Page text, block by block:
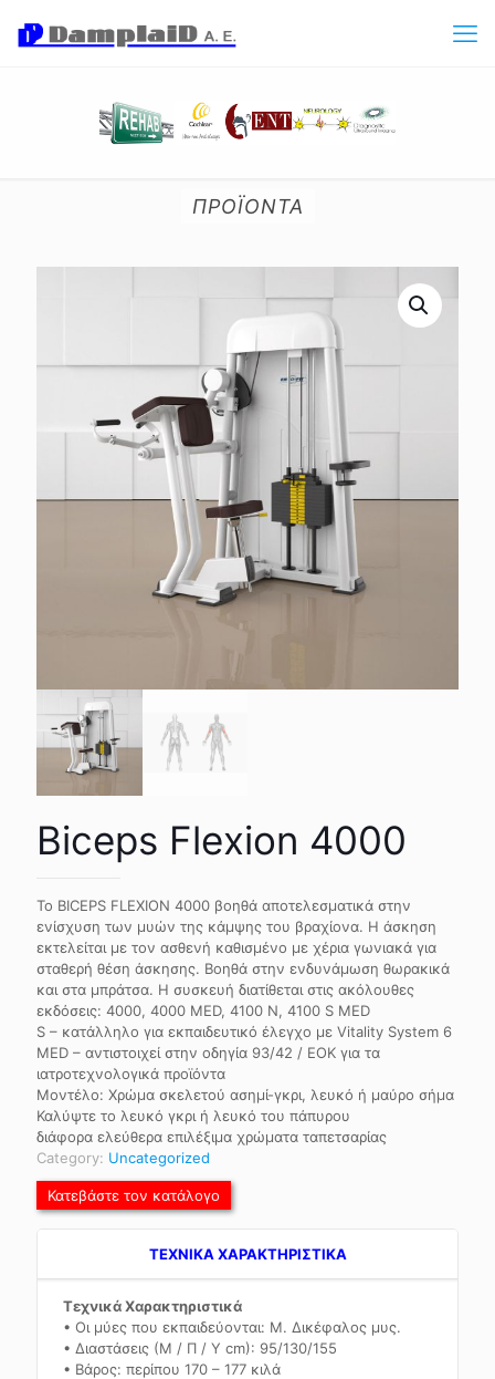
ΠΡΟΪΟΝΤΑ
Biceps Flexion 4000
Το BICEPS FLEXION 4000 βοηθά αποτελεσματικά στην
ενίσχυση των μυών της κάμψης του βραχίονα. Η άσκηση
εκτελείται με τον ασθενή καθισμένο με χέρια γωνιακά για
σταθερή θέση άσκησης. Βοηθά στην ενδυνάμωση θωρακικά
και στα μπράτσα. Η συσκευή διατίθεται στις ακόλουθες
εκδόσεις: 4000, 4000 MED, 4100 Ν, 4100 S MED
S – κατάλληλο για εκπαιδευτικό έλεγχο με Vitality System 6
MED – αντιστοιχεί στην οδηγία 93/42 / ΕΟΚ για τα
ιατροτεχνολογικά προϊόντα
Μοντέλο: Χρώμα σκελετού ασημί-γκρι, λευκό ή μαύρο σήμα
Καλύψτε το λευκό γκρι ή λευκό του πάπυρου
διάφορα ελεύθερα επιλέξιμα χρώματα ταπετσαρίας
Category: Uncategorized
Κατεβάστε τον κατάλογο
TEXNIKA ΧΑΡΑΚΤΗΡΙΣΤΙΚΑ
Τεχνικά Χαρακτηριστικά
• Οι μύες που εκπαιδεύονται: Μ. Δικέφαλος μυς.
• Διαστάσεις (Μ / Π / Υ cm): 95/130/155
• Βάρος: περίπου 170 – 177 κιλά